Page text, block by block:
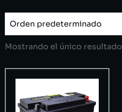
Mostrando el único resultado